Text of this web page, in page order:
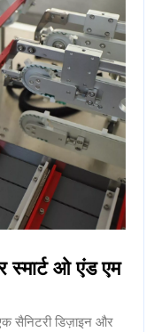
ओ एंड एम
सैनिटरी डिज़ाइन और